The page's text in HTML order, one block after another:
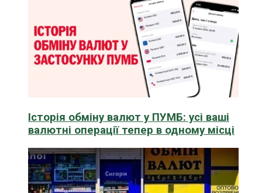
Історія обміну валют у ПУМБ: усі ваші
валютні операції тепер в одному місці